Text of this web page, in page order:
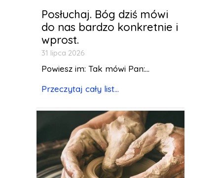
Posłuchaj. Bóg dziś mówi
do nas bardzo konkretnie i
wprost.
31 lipca 2026
Powiesz im: Tak mówi Pan:...
Przeczytaj cały list...